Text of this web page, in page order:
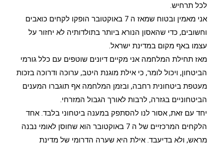
לכל תרחיש.
אני מאמין ובטוח שמאז ה 7 באוקטובר הופקו לקחים כואבים
וחשובים, כדי שהאסון הנורא ביותר בתולדותיה לא יחזור על
עצמו באף מקום במדינת ישראל.
מאז תחילת המלחמה אני מקיים דיונים שוטפים עם כלל גורמי
הביטחון, ויכול לומר, כי אילת מוגנת היטב, ערוכה ודרוכה בזכות
מעטפת ביטחונית רחבה, ובזמן המלחמה אף תוגברו המענים
הביטחוניים בגזרה, לרבות לאורך הגבול המזרחי.
יחד עם זאת, אסור לנו להסתפק במענה ביטחוני בלבד. אחד
הלקחים המרכזיים של ה 7 באוקטובר הוא שחוסן לאומי נבנה
מראש, ולא בדיעבד. אילת היא שערה הדרומי של מדינת